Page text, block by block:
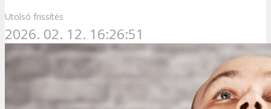
Utolsó frissítés
2026. 02. 12. 16:26:51